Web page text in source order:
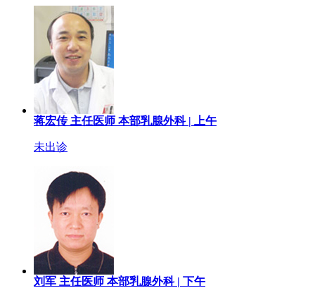
蒋宏传 主任医师 本部乳腺外科 | 上午
未出诊
刘军 主任医师 本部乳腺外科 | 下午